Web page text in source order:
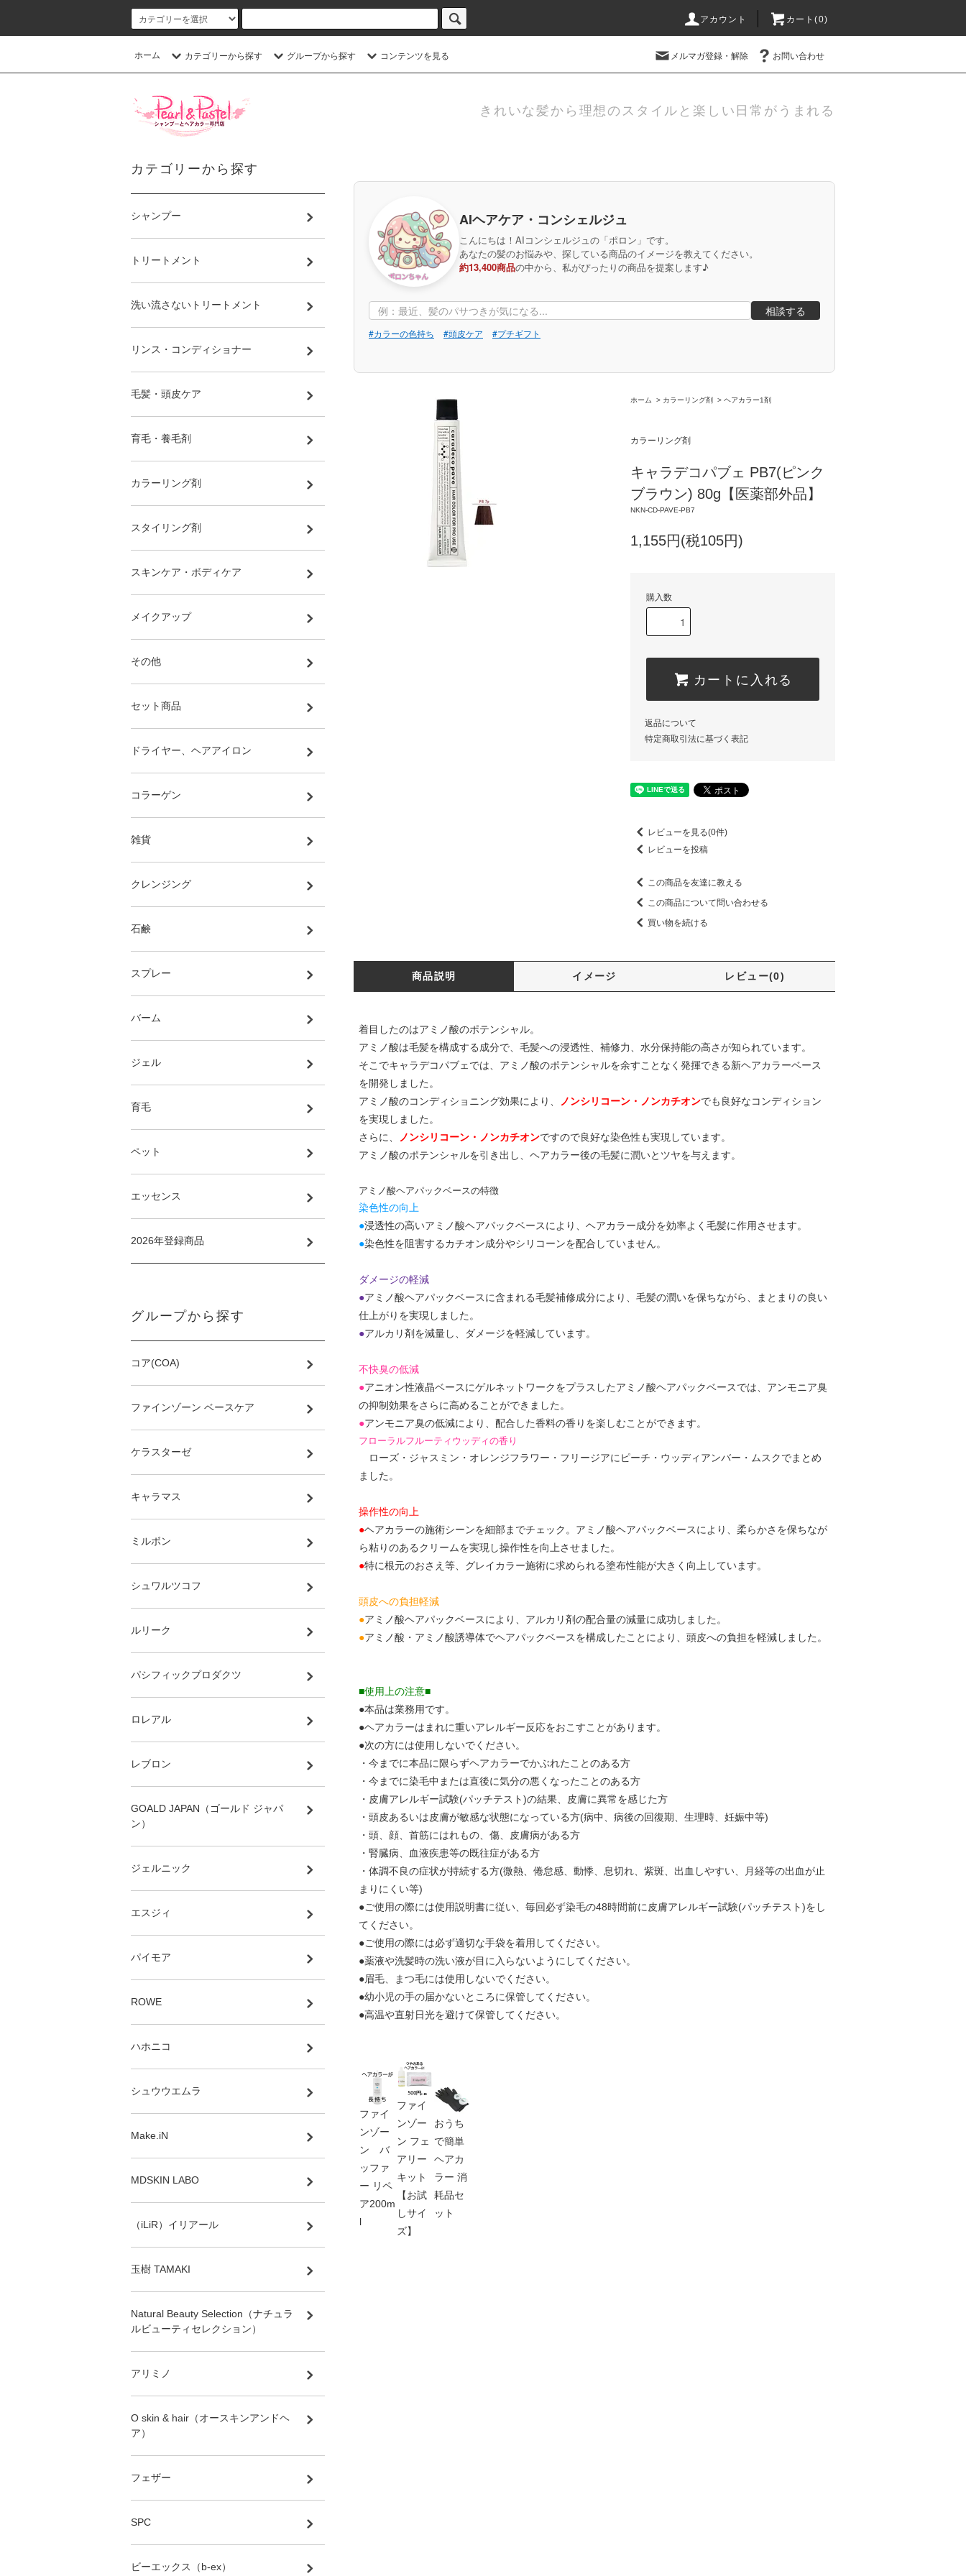
アカウント カート(0)
ホーム カテゴリーから探す グループから探す コンテンツを見る メルマガ登録・解除 お問い合わせ
きれいな髪から理想のスタイルと楽しい日常がうまれる
AIヘアケア・コンシェルジュ
こんにちは！AIコンシェルジュの「ポロン」です。
あなたの髪のお悩みや、探している商品のイメージを教えてください。
約13,400商品の中から、私がぴったりの商品を提案します♪
相談する
#カラーの色持ち #頭皮ケア #プチギフト
ホーム > カラーリング剤 > ヘアカラー1剤
カラーリング剤
キャラデコパブェ PB7(ピンク
ブラウン) 80g【医薬部外品】
NKN-CD-PAVE-PB7
1,155円(税105円)
購入数
カートに入れる
返品について
特定商取引法に基づく表記
レビューを見る(0件)
レビューを投稿
この商品を友達に教える
この商品について問い合わせる
買い物を続ける
商品説明 イメージ レビュー(0)
着目したのはアミノ酸のポテンシャル。
アミノ酸は毛髪を構成する成分で、毛髪への浸透性、補修力、水分保持能の高さが知られています。
そこでキャラデコパブェでは、アミノ酸のポテンシャルを余すことなく発揮できる新ヘアカラーベース
を開発しました。
アミノ酸のコンディショニング効果により、
ノンシリコーン・ノンカチオンでも良好なコンディション
を実現しました。
さらに、
ノンシリコーン・ノンカチオンですので良好な染色性も実現しています。
アミノ酸のポテンシャルを引き出し、ヘアカラー後の毛髪に潤いとツヤを与えます。
アミノ酸ヘアパックベースの特徴
染色性の向上
●浸透性の高いアミノ酸ヘアパックベースにより、ヘアカラー成分を効率よく毛髪に作用させます。
●染色性を阻害するカチオン成分やシリコーンを配合していません。
ダメージの軽減
●アミノ酸ヘアパックベースに含まれる毛髪補修成分により、毛髪の潤いを保ちながら、まとまりの良い
仕上がりを実現しました。
●アルカリ剤を減量し、ダメージを軽減しています。
不快臭の低減
●アニオン性液晶ベースにゲルネットワークをプラスしたアミノ酸ヘアパックベースでは、アンモニア臭
の抑制効果をさらに高めることができました。
●アンモニア臭の低減により、配合した香料の香りを楽しむことができます。
フローラルフルーティウッディの香り
ローズ・ジャスミン・オレンジフラワー・フリージアにピーチ・ウッディアンバー・ムスクでまとめ
ました。
操作性の向上
●ヘアカラーの施術シーンを細部までチェック。アミノ酸ヘアパックベースにより、柔らかさを保ちなが
ら粘りのあるクリームを実現し操作性を向上させました。
●特に根元のおさえ等、グレイカラー施術に求められる塗布性能が大きく向上しています。
頭皮への負担軽減
●アミノ酸ヘアパックベースにより、アルカリ剤の配合量の減量に成功しました。
●アミノ酸・アミノ酸誘導体でヘアパックベースを構成したことにより、頭皮への負担を軽減しました。
■使用上の注意■
●本品は業務用です。
●ヘアカラーはまれに重いアレルギー反応をおこすことがあります。
●次の方には使用しないでください。
・今までに本品に限らずヘアカラーでかぶれたことのある方
・今までに染毛中または直後に気分の悪くなったことのある方
・皮膚アレルギー試験(パッチテスト)の結果、皮膚に異常を感じた方
・頭皮あるいは皮膚が敏感な状態になっている方(病中、病後の回復期、生理時、妊娠中等)
・頭、顔、首筋にはれもの、傷、皮膚病がある方
・腎臓病、血液疾患等の既往症がある方
・体調不良の症状が持続する方(微熱、倦怠感、動悸、息切れ、紫斑、出血しやすい、月経等の出血が止
まりにくい等)
●ご使用の際には使用説明書に従い、毎回必ず染毛の48時間前に皮膚アレルギー試験(パッチテスト)をし
てください。
●ご使用の際には必ず適切な手袋を着用してください。
●薬液や洗髪時の洗い液が目に入らないようにしてください。
●眉毛、まつ毛には使用しないでください。
●幼小児の手の届かないところに保管してください。
●高温や直射日光を避けて保管してください。
ファイ
ンゾー
ン バ
ッファ
ー リペ
ア200m
l
ファイ
ンゾー
ン フェ
アリー
キット
【お試
しサイ
ズ】
おうち
で簡単
ヘアカ
ラー 消
耗品セ
ット
カテゴリーから探す
シャンプー
トリートメント
洗い流さないトリートメント
リンス・コンディショナー
毛髪・頭皮ケア
育毛・養毛剤
カラーリング剤
スタイリング剤
スキンケア・ボディケア
メイクアップ
その他
セット商品
ドライヤー、ヘアアイロン
コラーゲン
雑貨
クレンジング
石鹸
スプレー
バーム
ジェル
育毛
ペット
エッセンス
2026年登録商品
グループから探す
コア(COA)
ファインゾーン ベースケア
ケラスターゼ
キャラマス
ミルボン
シュワルツコフ
ルリーク
パシフィックプロダクツ
ロレアル
レブロン
GOALD JAPAN（ゴールド ジャパ
ン）
ジェルニック
エスジィ
パイモア
ROWE
ハホニコ
シュウウエムラ
Make.iN
MDSKIN LABO
（iLiR）イリアール
玉樹 TAMAKI
Natural Beauty Selection（ナチュラ
ルビューティセレクション）
アリミノ
O skin & hair（オースキンアンドヘ
ア）
フェザー
SPC
ビーエックス（b-ex）